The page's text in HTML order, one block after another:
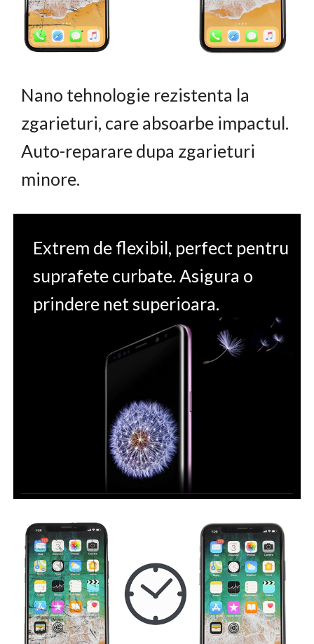
Nano tehnologie rezistenta la
zgarieturi, care absoarbe impactul.
Auto-reparare dupa zgarieturi
minore.
Extrem de flexibil, perfect pentru
suprafete curbate. Asigura o
prindere net superioara.